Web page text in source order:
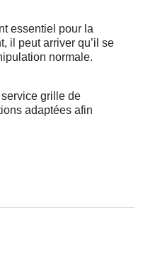
essentiel pour la
il peut arriver qu’il se
normale.
grille de
adaptées afin